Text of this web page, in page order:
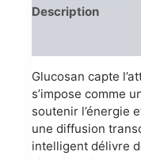
Description
Glucosan capte
s’impose comme
soutenir l’énergie
une diffusion
intelligent délivre